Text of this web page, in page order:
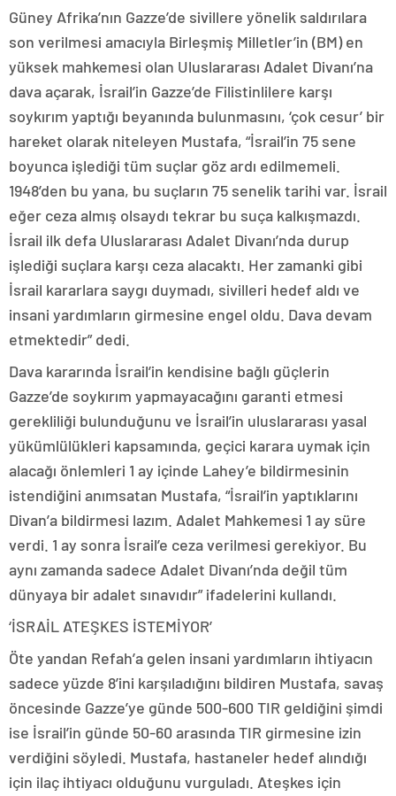
Güney Afrika’nın Gazze’de sivillere yönelik saldırılara
son verilmesi amacıyla Birleşmiş Milletler’in (BM) en
yüksek mahkemesi olan Uluslararası Adalet Divanı’na
dava açarak, İsrail’in Gazze’de Filistinlilere karşı
soykırım yaptığı beyanında bulunmasını, ‘çok cesur’ bir
hareket olarak niteleyen Mustafa, “İsrail’in 75 sene
boyunca işlediği tüm suçlar göz ardı edilmemeli.
1948’den bu yana, bu suçların 75 senelik tarihi var. İsrail
eğer ceza almış olsaydı tekrar bu suça kalkışmazdı.
İsrail ilk defa Uluslararası Adalet Divanı’nda durup
işlediği suçlara karşı ceza alacaktı. Her zamanki gibi
İsrail kararlara saygı duymadı, sivilleri hedef aldı ve
insani yardımların girmesine engel oldu. Dava devam
etmektedir” dedi.
Dava kararında İsrail’in kendisine bağlı güçlerin
Gazze’de soykırım yapmayacağını garanti etmesi
gerekliliği bulunduğunu ve İsrail’in uluslararası yasal
yükümlülükleri kapsamında, geçici karara uymak için
alacağı önlemleri 1 ay içinde Lahey’e bildirmesinin
istendiğini anımsatan Mustafa, “İsrail’in yaptıklarını
Divan’a bildirmesi lazım. Adalet Mahkemesi 1 ay süre
verdi. 1 ay sonra İsrail’e ceza verilmesi gerekiyor. Bu
aynı zamanda sadece Adalet Divanı’nda değil tüm
dünyaya bir adalet sınavıdır” ifadelerini kullandı.
‘İSRAİL ATEŞKES İSTEMİYOR’
Öte yandan Refah’a gelen insani yardımların ihtiyacın
sadece yüzde 8’ini karşıladığını bildiren Mustafa, savaş
öncesinde Gazze’ye günde 500-600 TIR geldiğini şimdi
ise İsrail’in günde 50-60 arasında TIR girmesine izin
verdiğini söyledi. Mustafa, hastaneler hedef alındığı
için ilaç ihtiyacı olduğunu vurguladı. Ateşkes için